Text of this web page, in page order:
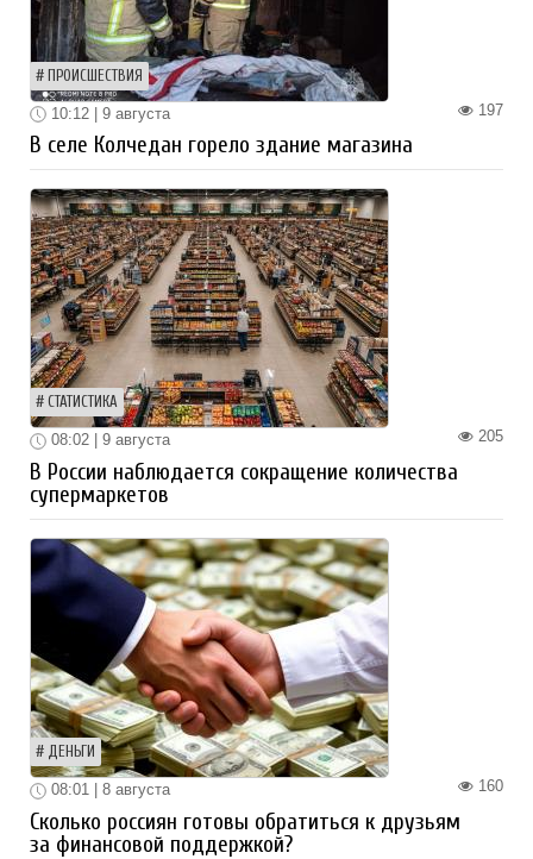
ПРОИСШЕСТВИЯ
197
10:12 | 9 августа
В селе Колчедан горело здание магазина
СТАТИСТИКА
205
08:02 | 9 августа
В России наблюдается сокращение количества
супермаркетов
ДЕНЬГИ
160
08:01 | 8 августа
Сколько россиян готовы обратиться к друзьям
за финансовой поддержкой?